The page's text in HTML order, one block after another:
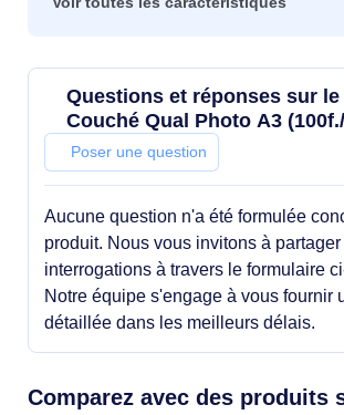
Questions et réponses sur le
Couché Qual Photo A3
Poser une question
Aucune question n'a été formulée
produit. Nous vous invitons à
interrogations à travers le formulaire
Notre équipe s'engage à vous fournir
détaillée dans les meilleurs délais.
Comparez avec des produits